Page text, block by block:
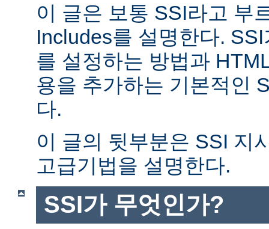
이 글은 보통 SSI라고 부
Includes를 설명한다.
를 설정하는 방법과
용을 추가하는 기본적인
다.
이 글의 뒷부분은 SSI 지
고급기법을 설명한다.
SSI가 무엇인가?